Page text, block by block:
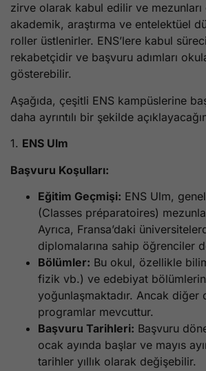
zirve olarak kabul edilir ve mezunları
akademik, araştırma ve entelektüel
roller üstlenirler. ENS’lere kabul
rekabetçidir ve başvuru adımları
gösterebilir.
Aşağıda, çeşitli ENS kampüslerine
daha ayrıntılı bir şekilde
1. ENS Ulm
Başvuru Koşulları:
Eğitim Geçmişi: ENS Ulm,
(Classes préparatoires)
Ayrıca, Fransa’daki
diplomalarına sahip öğrenciler
Bölümler: Bu okul, özellikle
fizik vb.) ve edebiyat
yoğunlaşmaktadır. Ancak diğer
programlar mevcuttur.
Başvuru Tarihleri: Başvuru
ocak ayında başlar ve mayıs
tarihler yıllık olarak değişebilir.